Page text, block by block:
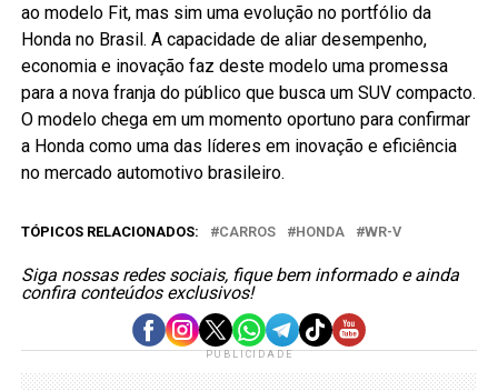
ao modelo Fit, mas sim uma evolução no portfólio da
Honda no Brasil. A capacidade de aliar desempenho,
economia e inovação faz deste modelo uma promessa
para a nova franja do público que busca um SUV compacto.
O modelo chega em um momento oportuno para confirmar
a Honda como uma das líderes em inovação e eficiência
no mercado automotivo brasileiro.
TÓPICOS RELACIONADOS: CARROS HONDA WR-V
Siga nossas redes sociais, fique bem informado e ainda
confira conteúdos exclusivos!
PUBLICIDADE